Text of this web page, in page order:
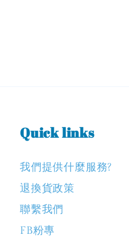
Quick links
我們提供什麼服務?
退換貨政策
聯繫我們
FB粉專